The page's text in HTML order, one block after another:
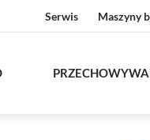
Serwis Maszyny